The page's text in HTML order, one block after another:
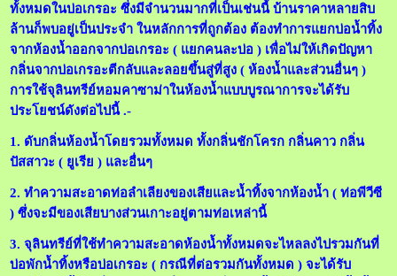
ทั้งหมดในบ่อเกรอะ ซึ่งมีจำนวนมากที่เป็นเช่นนี้ บ้านราคาหลายสิบ
ล้านก็พบอยู่เป็นประจำ ในหลักการที่ถูกต้อง ต้องทำการแยกบ่อน้ำทิ้ง
จากห้องน้ำออกจากบ่อเกรอะ ( แยกคนละบ่อ ) เพื่อไม่ให้เกิดปัญหา
กลิ่นจากบ่อเกรอะตีกลับและลอยขึ้นสู่ที่สูง ( ห้องน้ำและส่วนอื่นๆ )
การใช้จุลินทรีย์หอมคาซาม่าในห้องน้ำแบบบูรณาการจะได้รับ
ประโยชน์ดังต่อไปนี้ .-
1. ดับกลิ่นห้องน้ำโดยรวมทั้งหมด ทั้งกลิ่นชักโครก กลิ่นคาว กลิ่น
ปัสสาวะ ( ยูเรีย ) และอื่นๆ
2. ทำความสะอาดท่อลำเลียงของเสียและน้ำทิ้งจากห้องน้ำ ( ท่อพีวีซี
) ซึ่งจะมีของเสียบางส่วนเกาะอยู่ตามท่อเหล่านี้
3. จุลินทรีย์ที่ใช้ทำความสะอาดห้องน้ำทั้งหมดจะไหลลงไปรวมกันที่
บ่อพักน้ำทิ้งหรือบ่อเกรอะ ( กรณีที่ต่อรวมกันทั้งหมด ) จะได้รับ